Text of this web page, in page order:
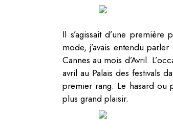
Il s’agissait d’une
mode, j’avais entendu
Cannes au mois d’Avril.
avril au Palais des festivals
premier rang. Le hasard ou
plus grand plaisir.